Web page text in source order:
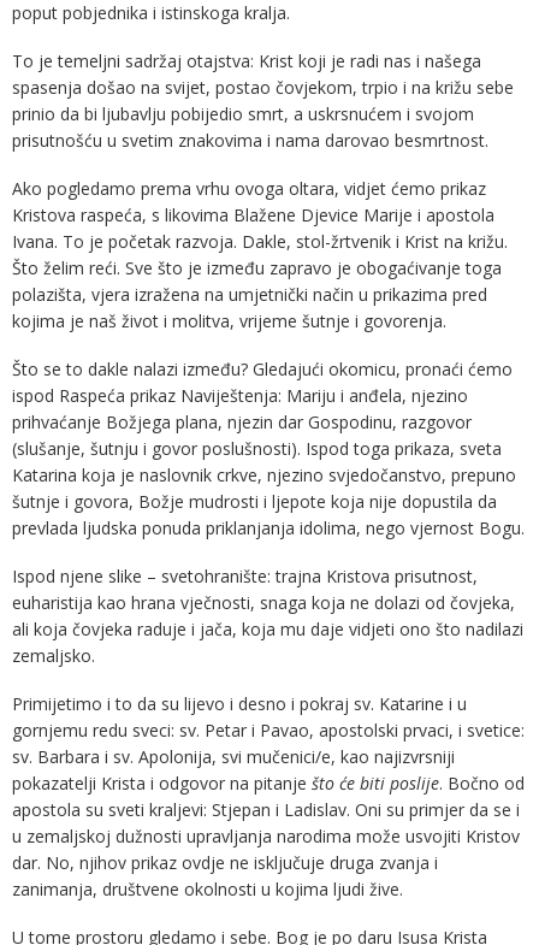
poput pobjednika i istinskoga kralja.
To je temeljni sadržaj otajstva: Krist koji je radi nas i našega
spasenja došao na svijet, postao čovjekom, trpio i na križu sebe
prinio da bi ljubavlju pobijedio smrt, a uskrsnućem i svojom
prisutnošću u svetim znakovima i nama darovao besmrtnost.
Ako pogledamo prema vrhu ovoga oltara, vidjet ćemo prikaz
Kristova raspeća, s likovima Blažene Djevice Marije i apostola
Ivana. To je početak razvoja. Dakle, stol-žrtvenik i Krist na križu.
Što želim reći. Sve što je između zapravo je obogaćivanje toga
polazišta, vjera izražena na umjetnički način u prikazima pred
kojima je naš život i molitva, vrijeme šutnje i govorenja.
Što se to dakle nalazi između? Gledajući okomicu, pronaći ćemo
ispod Raspeća prikaz Naviještenja: Mariju i anđela, njezino
prihvaćanje Božjega plana, njezin dar Gospodinu, razgovor
(slušanje, šutnju i govor poslušnosti). Ispod toga prikaza, sveta
Katarina koja je naslovnik crkve, njezino svjedočanstvo, prepuno
šutnje i govora, Božje mudrosti i ljepote koja nije dopustila da
prevlada ljudska ponuda priklanjanja idolima, nego vjernost Bogu.
Ispod njene slike – svetohranište: trajna Kristova prisutnost,
euharistija kao hrana vječnosti, snaga koja ne dolazi od čovjeka,
ali koja čovjeka raduje i jača, koja mu daje vidjeti ono što nadilazi
zemaljsko.
Primijetimo i to da su lijevo i desno i pokraj sv. Katarine i u
gornjemu redu sveci: sv. Petar i Pavao, apostolski prvaci, i svetice:
sv. Barbara i sv. Apolonija, svi mučenici/e, kao najizvrsniji
pokazatelji Krista i odgovor na pitanje što će biti poslije. Bočno od
apostola su sveti kraljevi: Stjepan i Ladislav. Oni su primjer da se i
u zemaljskoj dužnosti upravljanja narodima može usvojiti Kristov
dar. No, njihov prikaz ovdje ne isključuje druga zvanja i
zanimanja, društvene okolnosti u kojima ljudi žive.
U tome prostoru gledamo i sebe. Bog je po daru Isusa Krista